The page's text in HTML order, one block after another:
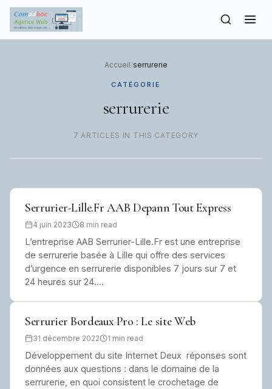
content
Accueil/serrurerie
CATÉGORIE
serrurerie
7 ARTICLES IN THIS CATEGORY
Serrurier-Lille.Fr AAB Depann Tout Express
4 juin 2023 8 min read
L’entreprise AAB Serrurier-Lille.Fr est une entreprise
de serrurerie basée à Lille qui offre des services
d’urgence en serrurerie disponibles 7 jours sur 7 et
24 heures sur 24.…
Serrurier Bordeaux Pro : Le site Web
31 décembre 2022 1 min read
Développement du site Internet Deux réponses sont
données aux questions : dans le domaine de la
serrurerie, en quoi consistent le crochetage de